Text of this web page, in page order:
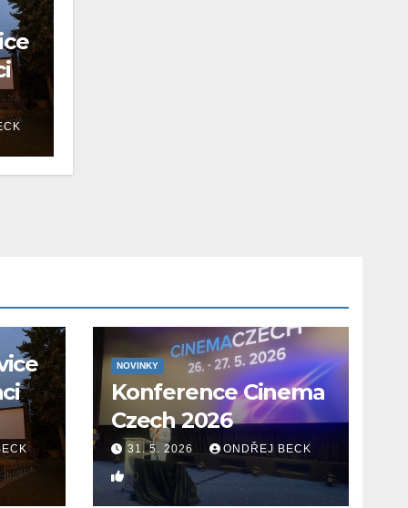
NOVINKY
Konference Cinema
Czech 2026
31. 5. 2026 ONDŘEJ BECK
0